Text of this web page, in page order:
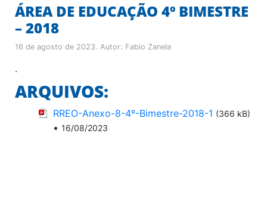
ÁREA DE EDUCAÇÃO 4º BIMESTRE
– 2018
16 de agosto de 2023. Autor: Fabio Zanela
.
ARQUIVOS:
RREO-Anexo-8-4º-Bimestre-2018-1 (366 kB)
• 16/08/2023